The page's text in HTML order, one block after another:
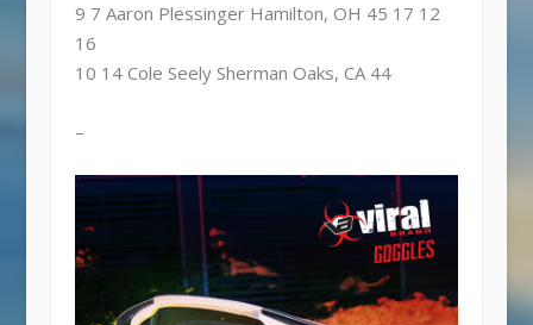
9 7 Aaron Plessinger Hamilton, OH 45 17 12
16
10 14 Cole Seely Sherman Oaks, CA 44
–